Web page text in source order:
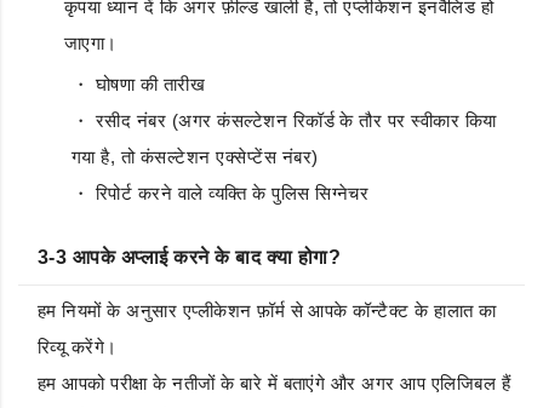
कृपया ध्यान दें कि अगर फ़ील्ड खाली है, तो एप्लीकेशन इनवैलिड हो
जाएगा।
・ घोषणा की तारीख
・ रसीद नंबर (अगर कंसल्टेशन रिकॉर्ड के तौर पर स्वीकार किया
गया है, तो कंसल्टेशन एक्सेप्टेंस नंबर)
・ रिपोर्ट करने वाले व्यक्ति के पुलिस सिग्नेचर
3-3 आपके अप्लाई करने के बाद क्या होगा?
हम नियमों के अनुसार एप्लीकेशन फ़ॉर्म से आपके कॉन्टैक्ट के हालात का
रिव्यू करेंगे।
हम आपको परीक्षा के नतीजों के बारे में बताएंगे और अगर आप एलिजिबल हैं